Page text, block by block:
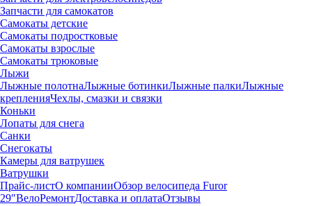
Запчасти для самокатов
Самокаты детские
Самокаты подростковые
Самокаты взрослые
Самокаты трюковые
Лыжи
Лыжные полотнаЛыжные ботинкиЛыжные палкиЛыжные
крепленияЧехлы, смазки и связки
Коньки
Лопаты для снега
Санки
Снегокаты
Камеры для ватрушек
Ватрушки
Прайс-листО компанииОбзор велосипеда Furor
29″ВелоРемонтДоставка и оплатаОтзывы